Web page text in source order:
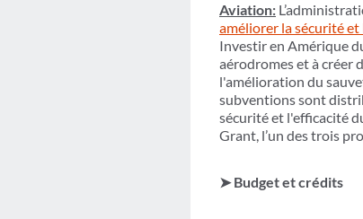
Aviation:
améliorer la sécurité
Investir en Amérique
aérodromes et à créer
l'amélioration du
subventions sont
sécurité et l'efficacité
Grant, l’un des trois
➤ Budget et crédits